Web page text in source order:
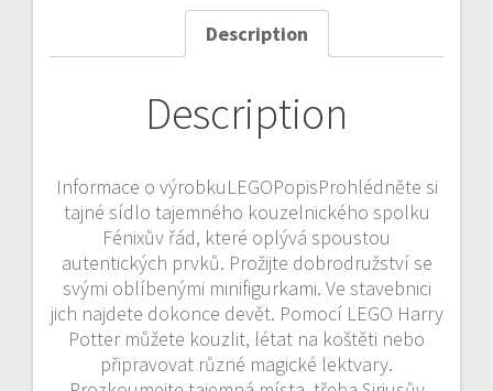
Description
Description
Informace o výrobkuLEGOPopisProhlédněte si
tajné sídlo tajemného kouzelnického spolku
Fénixův řád, které oplývá spoustou
autentických prvků. Prožijte dobrodružství se
svými oblíbenými minifigurkami. Ve stavebnici
jich najdete dokonce devět. Pomocí LEGO Harry
Potter můžete kouzlit, létat na koštěti nebo
připravovat různé magické lektvary.